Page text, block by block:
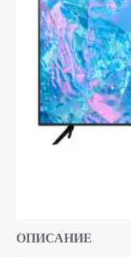
ОПИСАНИЕ